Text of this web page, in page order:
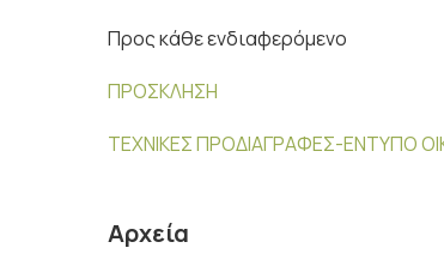
Προς κάθε ενδιαφερόμενο
ΠΡΟΣΚΛΗΣΗ
ΤΕΧΝΙΚΕΣ ΠΡΟΔΙΑΓΡΑΦΕΣ-ΕΝΤΥΠΟ
Αρχεία